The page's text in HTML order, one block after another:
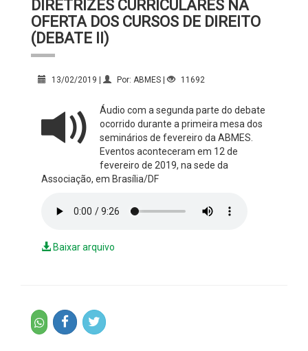
DIRETRIZES CURRICULARES NA
OFERTA DOS CURSOS DE DIREITO
(DEBATE II)
13/02/2019 | Por: ABMES | 11692
Áudio com a segunda parte do debate
ocorrido durante a primeira mesa dos
seminários de fevereiro da ABMES.
Eventos aconteceram em 12 de
fevereiro de 2019, na sede da
Associação, em Brasília/DF
Baixar arquivo